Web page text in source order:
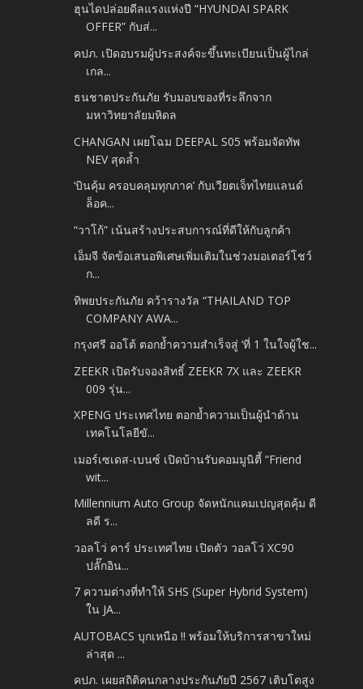
ฮุนไดปล่อยดีลแรงแห่งปี “HYUNDAI SPARK
OFFER” กับส่...
คปภ. เปิดอบรมผู้ประสงค์จะขึ้นทะเบียนเป็นผู้ไกล่
เกล...
ธนชาตประกันภัย รับมอบของที่ระลึกจาก
มหาวิทยาลัยมหิดล
CHANGAN เผยโฉม DEEPAL S05 พร้อมจัดทัพ
NEV สุดล้ำ
‘บินคุ้ม ครอบคลุมทุกภาค’ กับเวียตเจ็ทไทยแลนด์
ล็อค...
“วาโก้” เน้นสร้างประสบการณ์ที่ดีให้กับลูกค้า
เอ็มจี จัดข้อเสนอพิเศษเพิ่มเติมในช่วงมอเตอร์โชว์
ก...
ทิพยประกันภัย คว้ารางวัล “THAILAND TOP
COMPANY AWA...
กรุงศรี ออโต้ ตอกย้ำความสำเร็จสู่ ‘ที่ 1 ในใจผู้ใช...
ZEEKR เปิดรับจองสิทธิ์ ZEEKR 7X และ ZEEKR
009 รุ่น...
XPENG ประเทศไทย ตอกย้ำความเป็นผู้นำด้าน
เทคโนโลยีขั...
เมอร์เซเดส-เบนซ์ เปิดบ้านรับคอมมูนิตี้ “Friend
wit...
Millennium Auto Group จัดหนักแคมเปญสุดคุ้ม ดี
ลดี ร...
วอลโว่ คาร์ ประเทศไทย เปิดตัว วอลโว่ XC90
ปลั๊กอิน...
7 ความต่างที่ทำให้ SHS (Super Hybrid System)
ใน JA...
AUTOBACS บุกเหนือ !! พร้อมให้บริการสาขาใหม่
ล่าสุด ...
คปภ. เผยสถิติคนกลางประกันภัยปี 2567 เติบโตสูง